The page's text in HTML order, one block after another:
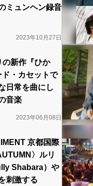
ミュンヘン録音
2023年10月27日
の新作『ひか
・カセットで
日常を曲にし
音楽
2023年06月08日
京都国際
〉ルリ
Shabara）や
刺激する